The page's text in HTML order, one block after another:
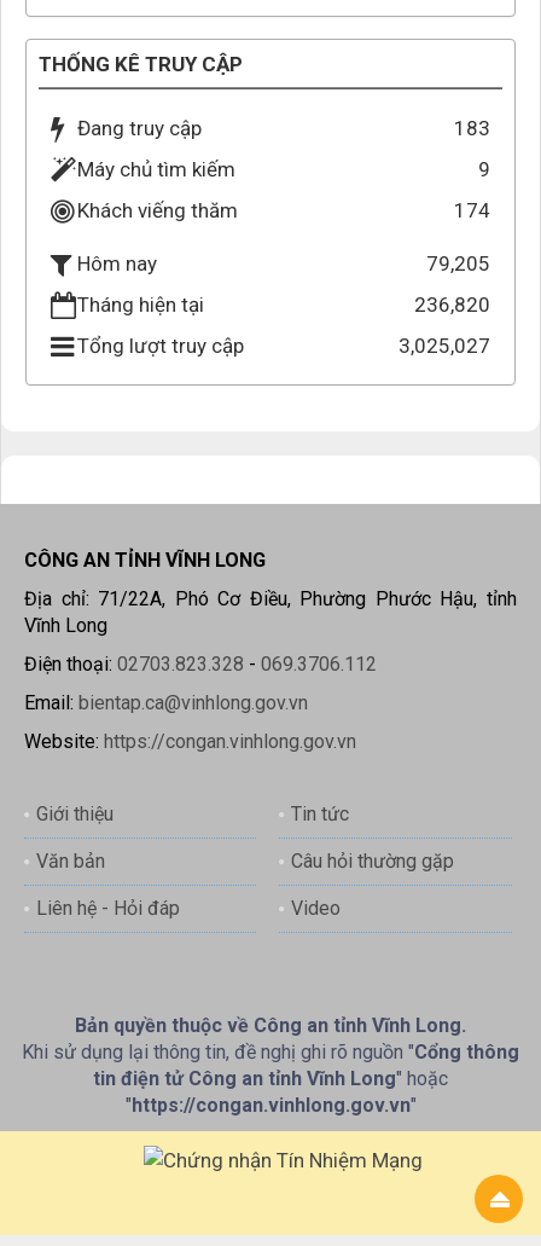
THỐNG KÊ TRUY CẬP
Đang truy cập
183
Máy chủ tìm kiếm
9
Khách viếng thăm
174
Hôm nay
79,205
Tháng hiện tại
236,820
Tổng lượt truy cập
3,025,027
CÔNG AN TỈNH VĨNH LONG
Địa chỉ: 71/22A, Phó Cơ Điều, Phường Phước Hậu, tỉnh
Vĩnh Long
Điện thoại: 02703.823.328 - 069.3706.112
Email: bientap.ca@vinhlong.gov.vn
Website: https://congan.vinhlong.gov.vn
Giới thiệu Tin tức
Văn bản Câu hỏi thường gặp
Liên hệ - Hỏi đáp Video
Bản quyền thuộc về Công an tỉnh Vĩnh Long.
Khi sử dụng lại thông tin, đề nghị ghi rõ nguồn "Cổng thông
tin điện tử Công an tỉnh Vĩnh Long" hoặc
"https://congan.vinhlong.gov.vn"